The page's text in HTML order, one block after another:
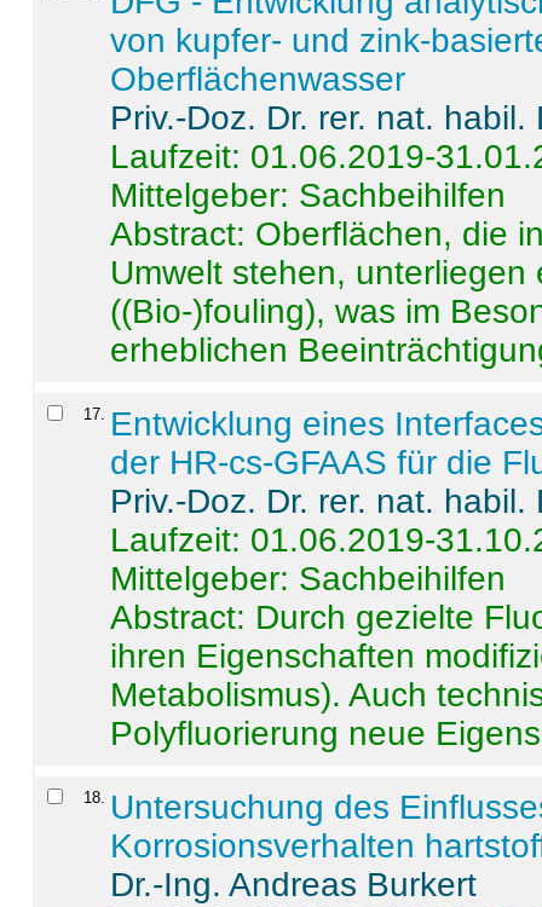
von kupfer- und zink-
Oberflächenwasser
Priv.-Doz. Dr. rer. nat.
Laufzeit: 01.06.2019-
Mittelgeber: Sachbeihilfen
Abstract: Oberflächen, die
Umwelt stehen,
((Bio-)fouling), was im
erheblichen
17
Entwicklung eines
der HR-cs-GFAAS für die
Priv.-Doz. Dr. rer. nat.
Laufzeit: 01.06.2019-
Mittelgeber: Sachbeihilfen
Abstract: Durch gezielte
ihren Eigenschaften
Metabolismus). Auch
Polyfluorierung neue
18
Untersuchung des
Korrosionsverhalten
Dr.-Ing. Andreas Burkert